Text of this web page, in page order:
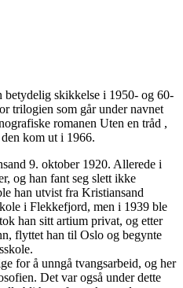
betydelig skikkelse i 1950- og 60-
trilogien som går under navnet
romanen Uten en tråd ,
kom ut i 1966.
9. oktober 1920. Allerede i
og han fant seg slett ikke
han utvist fra Kristiansand
i Flekkefjord, men i 1939 ble
han sitt artium privat, og etter
flyttet han til Oslo og begynte
for å unngå tvangsarbeid, og her
Det var også under dette